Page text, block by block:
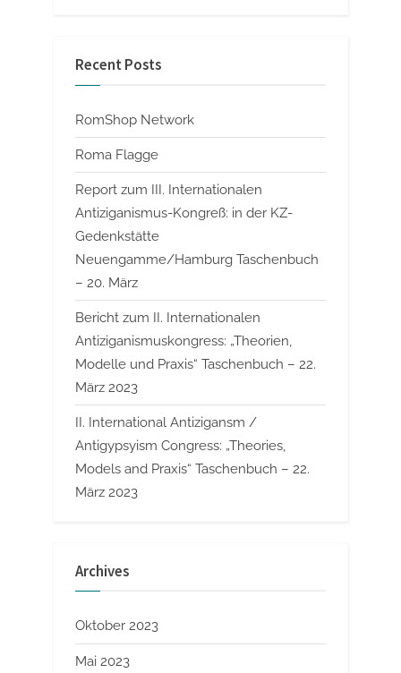
Recent Posts
RomShop Network
Roma Flagge
Report zum III. Internationalen
Antiziganismus-Kongreß: in der KZ-
Gedenkstätte
Neuengamme/Hamburg Taschenbuch
– 20. März
Bericht zum II. Internationalen
Antiziganismuskongress: „Theorien,
Modelle und Praxis“ Taschenbuch – 22.
März 2023
II. International Antizigansm /
Antigypsyism Congress: „Theories,
Models and Praxis“ Taschenbuch – 22.
März 2023
Archives
Oktober 2023
Mai 2023